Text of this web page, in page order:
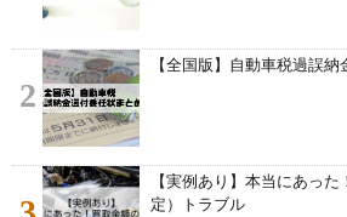
2
【全国版】自動車税過誤
【実例あり】本当にあっ
定）トラブル